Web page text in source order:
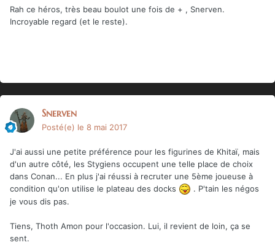
Rah ce héros, très beau boulot une fois de + , Snerven.
Incroyable regard (et le reste).
Snerven
Posté(e) le 8 mai 2017
J'ai aussi une petite préférence pour les figurines de Khitaï, mais
d'un autre côté, les Stygiens occupent une telle place de choix
dans Conan... En plus j'ai réussi à recruter une 5ème joueuse à
condition qu'on utilise le plateau des docks
. P'tain les négos
je vous dis pas.
Tiens, Thoth Amon pour l'occasion. Lui, il revient de loin, ça se
sent.